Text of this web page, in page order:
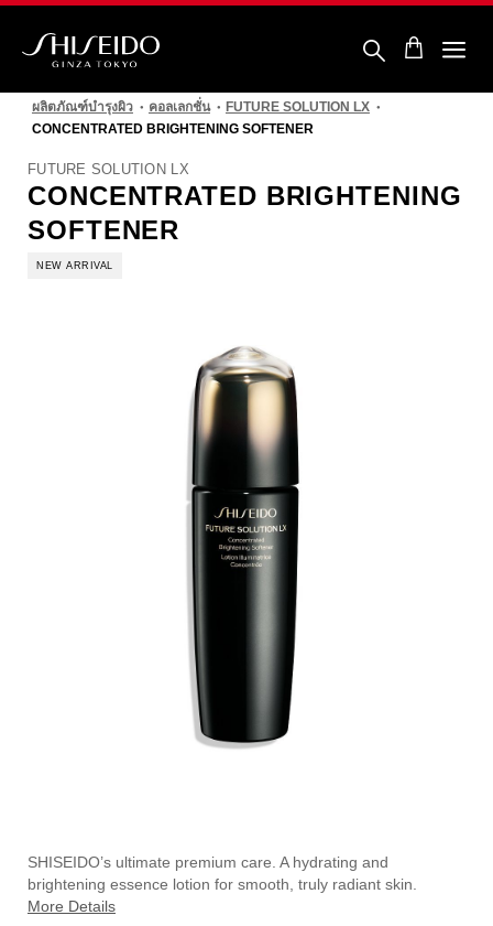
ข้าม
เซ
โด้ผลิตภัณฑ์บำรุงผิว คอลเลกชั่น
FUTURE SOLUTION LX
CONCENTRATED BRIGHTENING SOFTENER
FUTURE SOLUTION LX
CONCENTRATED BRIGHTENING
SOFTENER
NEW ARRIVAL
ราย
ละเอียด
https://www.shiseido.co.th/th/future-
solution-
lx-
ลำดับ
สินค้า
10121256201
SHISEIDO’s ultimate premium care. A hydrating and
brightening essence lotion for smooth, truly radiant skin.
More Details